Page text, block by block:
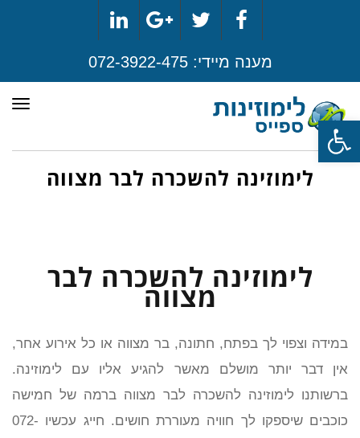
פתח סרגל נגישות
Facebook
Twitter
Google+
LinkedIn
מענה מיידי:072-3922-475
לימוזינה להשכרה לבר מצווה
לימוזינה להשכרה לבר
מצווה
במידה וצפוי לך בפתח, חתונה, בר מצווה או כל אירוע אחר,
אין דבר יותר מושלם מאשר להגיע אליו עם לימוזינה.
ברשותנו לימוזינה להשכרה לבר מצווה ברמה של חמישה
כוכבים שיספקו לך חוויה מעוררת חושים. חייג עכשיו 072-